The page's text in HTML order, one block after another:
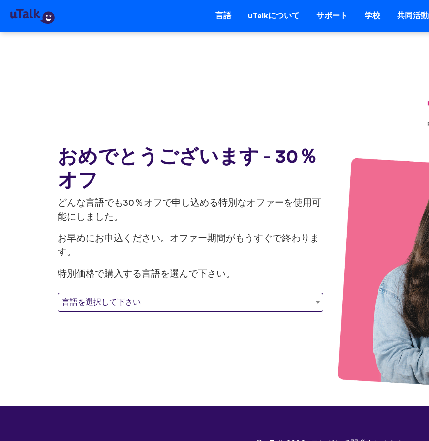
言語 uTalkについて サポート 学校 共同活動
おめでとうございます - 30％
オフ
どんな言語でも30％オフで申し込める特別なオファーを使用可
能にしました。
お早めにお申込ください。オファー期間がもうすぐで終わりま
す。
特別価格で購入する言語を選んで下さい。
言語を選択して下さい